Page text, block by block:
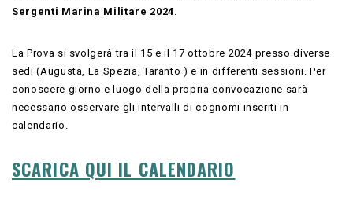
Sergenti Marina Militare 2024
La Prova si svolgerà tra il 15 e il 17 ottobre 2024 presso diverse
sedi (Augusta, La Spezia, Taranto ) e in differenti sessioni. Per
conoscere giorno e luogo della propria convocazione sarà
necessario osservare gli intervalli di cognomi inseriti in
calendario.
SCARICA QUI IL CALENDARIO